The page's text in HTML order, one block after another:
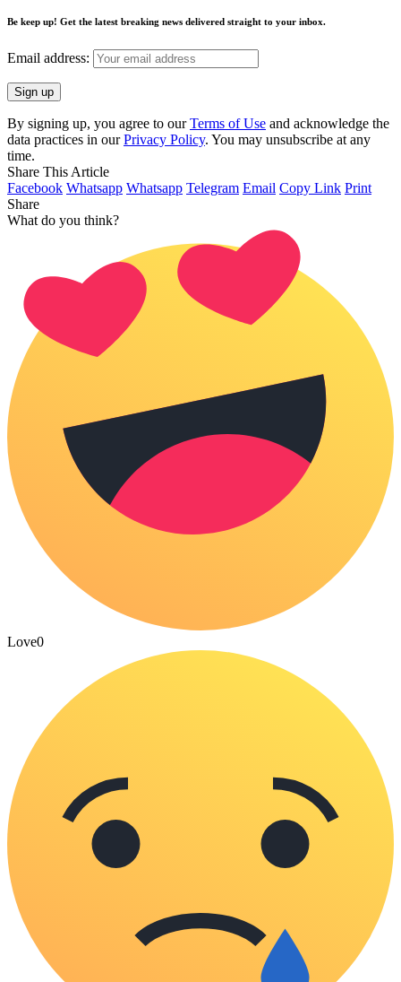
Be keep up! Get the latest breaking news delivered straight to your inbox.
Email address:
By signing up, you agree to ourTerms of Use and acknowledge the
data practices in ourPrivacy Policy. You may unsubscribe at any
time.
Share This Article
Facebook Whatsapp Whatsapp Telegram Email Copy Link Print
Share
What do you think?
Love0